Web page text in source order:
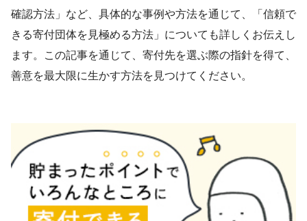
確認方法」など、具体的な事例や方法を通じて、「信頼で
きる寄付団体を見極める方法」についても詳しくお伝えし
ます。この記事を通じて、寄付先を選ぶ際の指針を得て、
善意を最大限に生かす方法を見つけてください。